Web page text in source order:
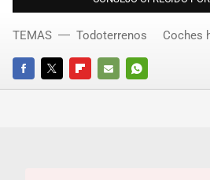
FACEBOOKTWITTERFLIPBOARD
E-
WHATSAPP
TEMAS Todoterrenos Coches